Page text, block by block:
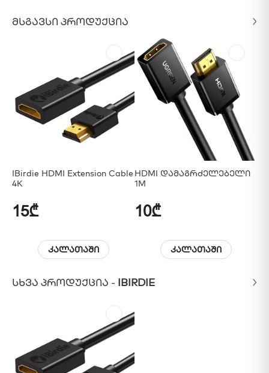
ᲛᲡᲒᲐᲕᲡᲘ ᲞᲠᲝᲓᲣᲥᲪᲘᲐ
IBirdie HDMI Extension Cable
4K
15₾
კალათაში
HDMI Დამაგრძელებელი
1M
10₾
კალათაში
ᲡᲮᲕᲐ ᲞᲠᲝᲓᲣᲥᲪᲘᲐ - IBIRDIE